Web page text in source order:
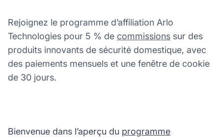
Rejoignez le programme d’affiliation Arlo
Technologies pour 5 % de commissions sur des
produits innovants de sécurité domestique, avec
des paiements mensuels et une fenêtre de cookie
de 30 jours.
Bienvenue dans l’aperçu du programme